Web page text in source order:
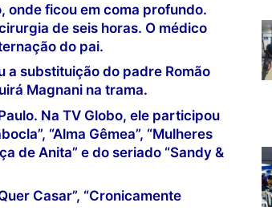
onde ficou em coma profundo.
de seis horas. O médico
do pai.
a substituição do padre Romão
Magnani na trama.
Na TV Globo, ele participou
“Alma Gêmea”, “Mulheres
de Anita” e do seriado “Sandy &
Casar”, “Cronicamente